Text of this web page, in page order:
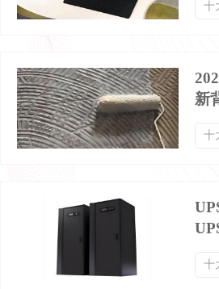
蓝牙适配器品牌排行榜
十
新
十
十